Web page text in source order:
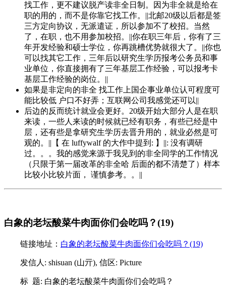
找工作，更不建议脱产读非全日制。因为非全就是给在
职的用的，而不是你靠它找工作。||北邮20级以后都是签
三方定向协议，无派遣证，所以参加不了校招。当然
了，在职，也不用参加校招。||你在职三年后，你有了三
年开发经验和硕士学位，你再跳槽优势就很大了。||你也
可以找其它工作，三年后以研究生学历报考公务员和事
业单位，你直接拥有了三年基层工作经验，可以报考卡
基层工作经验的岗位。||
如果是非定向的非全 找工作上国企事业单位认可程度可
能比较低 户口不好弄；互联网公司我感觉还可以||
后边的反而统计就业会更好。20级开始大部分人是在职
来读，一些人来读的时候就已经有职务，有些已经是中
层，还有些是拿研究生学历去晋升用的，就业必然是可
观的。||【 在 luffywalf 的大作中提到: 】||: 没有调研
过。。。我的感觉来源于我见到的非全同学的工作情况
（只限于第一届改革的非全哈 后面的都不清楚了）样本
比较小比较片面， 谨慎参考。。||
白象的老坛酸菜牛肉面你们会吃吗？(19)
链接地址： 白象的老坛酸菜牛肉面你们会吃吗？(19)
发信人: shisuan (山亓), 信区: Picture
标 题: 白象的老坛酸菜牛肉面你们会吃吗？